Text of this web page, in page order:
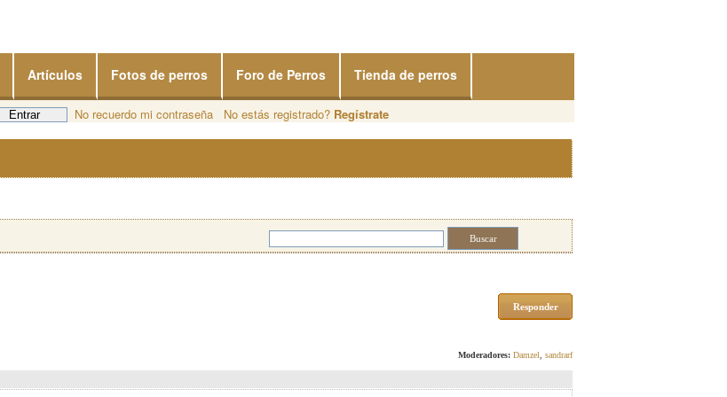
Artículos Fotos de perros Foro de Perros Tienda de perros
No recuerdo mi contraseña No estás registrado? Regístrate
Responder
Moderadores: Damzel sandrarf